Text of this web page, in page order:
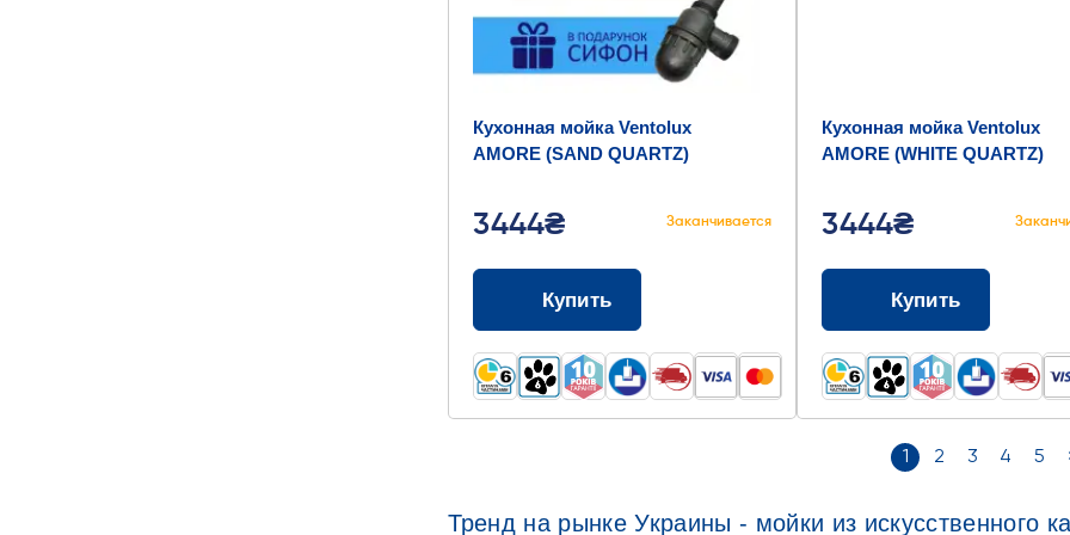
Кухонная мойка Ventolux
AMORE (SAND QUARTZ)
3444₴ Заканчивается
Купить
Кухонная мойка Ventolux
AMORE (WHITE QUARTZ)
3444₴
Купить
1 2 3 4 5
Тренд на рынке Украины - мойки из искусственного